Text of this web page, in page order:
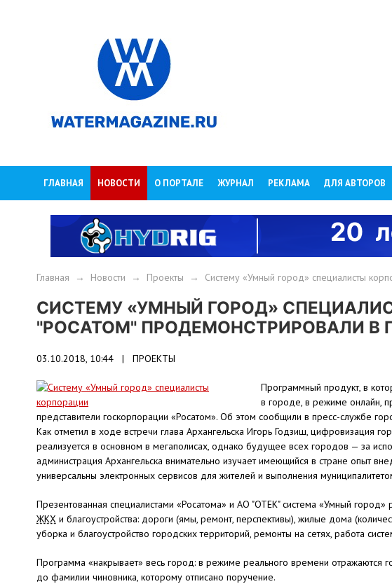
ГЛАВНАЯ НОВОСТИ О ПОРТАЛЕ ЖУРНАЛ РЕКЛАМА ДЛЯ АВТОРОВ
Главная → Новости → Проекты → Систему «Умный город» специалисты
СИСТЕМУ «УМНЫЙ ГОРОД»
"РОСАТОМ" ПРОДЕМОНСТРИРОВАЛИ В
03.10.2018, 10:44 | ПРОЕКТЫ
Программный продукт, в
в городе, в режиме онлайн,
представители госкорпорации «Росатом». Об этом сообщили в пресс-службе
Как отметил в ходе встречи глава Архангельска Игорь Годзиш, цифровизация
реализуется в основном в мегаполисах, однако будущее всех городов — за
администрация Архангельска внимательно изучает имеющийся в стране опыт
универсальны электронных сервисов для жителей и выполнения
Презентованная специалистами «Росатома» и АО "ОТЕК" система «Умный город»
ЖКХ и благоустройства: дороги (ямы, ремонт, перспективы), жилые дома
уборка и благоустройство городских территорий, ремонты на сетях, работа
Программа «накрывает» весь город: в режиме реального времени отражаются
до фамилии чиновника, которому отписано поручение.